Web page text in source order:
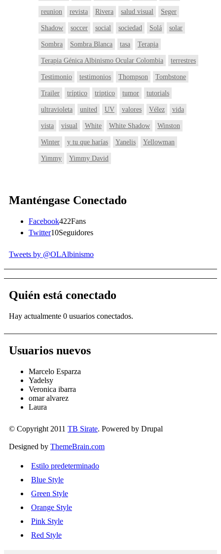
reunion revista Rivera salud visual Seger
Shadow soccer social sociedad Solá solar
Sombra Sombra Blanca tasa Terapia
Terapia Génica Albinismo Ocular Colombia terrestres
Testimonio testimonios Thompson Tombstone
Trailer tríptico triptico tumor tutorials
ultravioleta united UV valores Vélez vida
vista visual White White Shadow Winston
Winter y tu que harías Yanelis Yellowman
Yimmy Yimmy David
Manténgase Conectado
Facebook422Fans
Twitter10Seguidores
Tweets by @OLAlbinismo
Quién está conectado
Hay actualmente 0 usuarios conectados.
Usuarios nuevos
Marcelo Esparza
Yadelsy
Veronica ibarra
omar alvarez
Laura
© Copyright 2011 TB Sirate. Powered by Drupal
Designed by ThemeBrain.com
Estilo predeterminado
Blue Style
Green Style
Orange Style
Pink Style
Red Style